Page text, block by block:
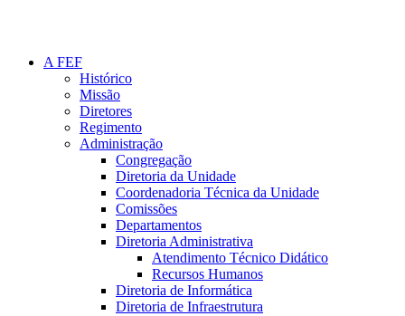
A FEF
Histórico
Missão
Diretores
Regimento
Administração
Congregação
Diretoria da Unidade
Coordenadoria Técnica da Unidade
Comissões
Departamentos
Diretoria Administrativa
Atendimento Técnico Didático
Recursos Humanos
Diretoria de Informática
Diretoria de Infraestrutura